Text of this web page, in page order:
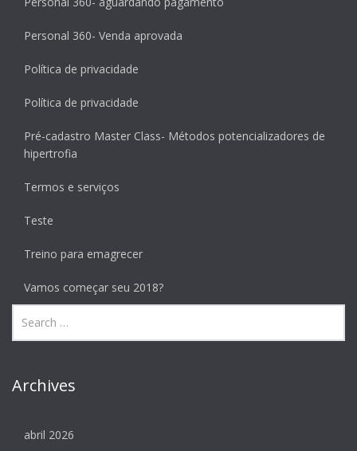
Personal 360- Venda aprovada
Política de privacidade
Política de privacidade
Pré-cadastro Master Class- Métodos potencializadores de
hipertrofia
Termos e serviços
Teste
Treino para emagrecer
Vamos começar seu 2018?
Archives
abril 2026